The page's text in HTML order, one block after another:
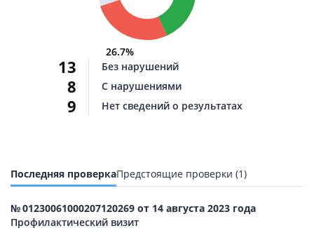
26.7%
13
8
9
Без нарушений
С нарушениями
Нет сведений о результатах
Последняя проверкаПредстоящие проверки (1)
№ 01230061000207120269 от 14 августа 2023 года
Профилактический визит